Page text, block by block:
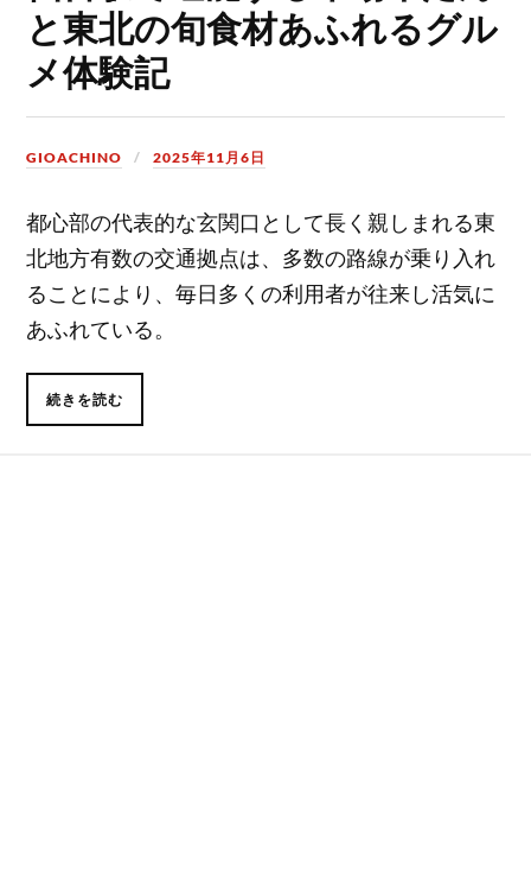
と東北の旬食材あふれるグル
メ体験記
GIOACHINO 2025年11月6日
都心部の代表的な玄関口として長く親しまれる東
北地方有数の交通拠点は、多数の路線が乗り入れ
ることにより、毎日多くの利用者が往来し活気に
あふれている。
続きを読む